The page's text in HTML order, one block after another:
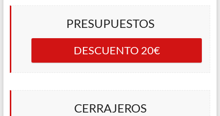
PRESUPUESTOS
DESCUENTO 20€
CERRAJEROS